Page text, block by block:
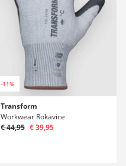
-11%
Transform
Workwear Rokavice
€ 44,95 € 39,95